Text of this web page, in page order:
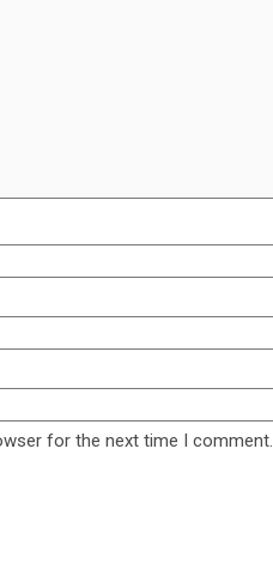
for the next time I comment.